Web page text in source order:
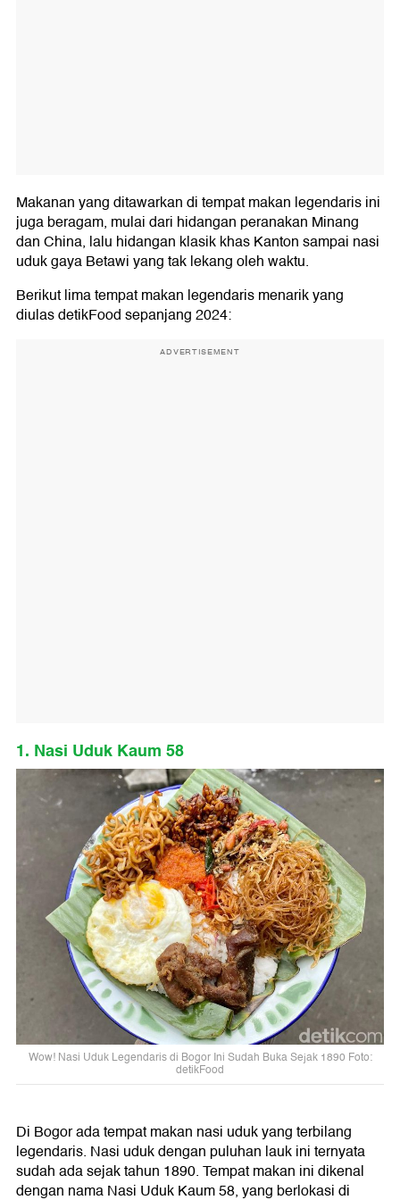
Makanan yang ditawarkan di tempat makan legendaris ini
juga beragam, mulai dari hidangan peranakan Minang
dan China, lalu hidangan klasik khas Kanton sampai nasi
uduk gaya Betawi yang tak lekang oleh waktu.
Berikut lima tempat makan legendaris menarik yang
diulas detikFood sepanjang 2024:
ADVERTISEMENT
1. Nasi Uduk Kaum 58
Wow! Nasi Uduk Legendaris di Bogor Ini Sudah Buka Sejak 1890 Foto:
detikFood
Di Bogor ada tempat makan nasi uduk yang terbilang
legendaris. Nasi uduk dengan puluhan lauk ini ternyata
sudah ada sejak tahun 1890. Tempat makan ini dikenal
dengan nama Nasi Uduk Kaum 58, yang berlokasi di